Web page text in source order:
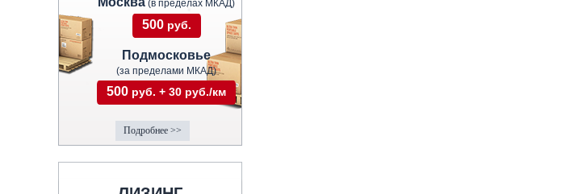
(в пределах МКАД)
500 руб.
Подмосковье
(за пределами МКАД)
500 руб. + 30 руб./км
Подробнее >>